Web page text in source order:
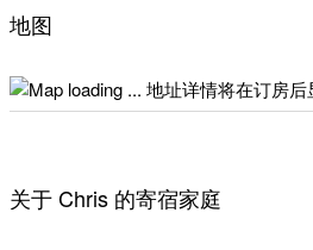
地图
地址详情将在订房后
关于 Chris 的寄宿家庭